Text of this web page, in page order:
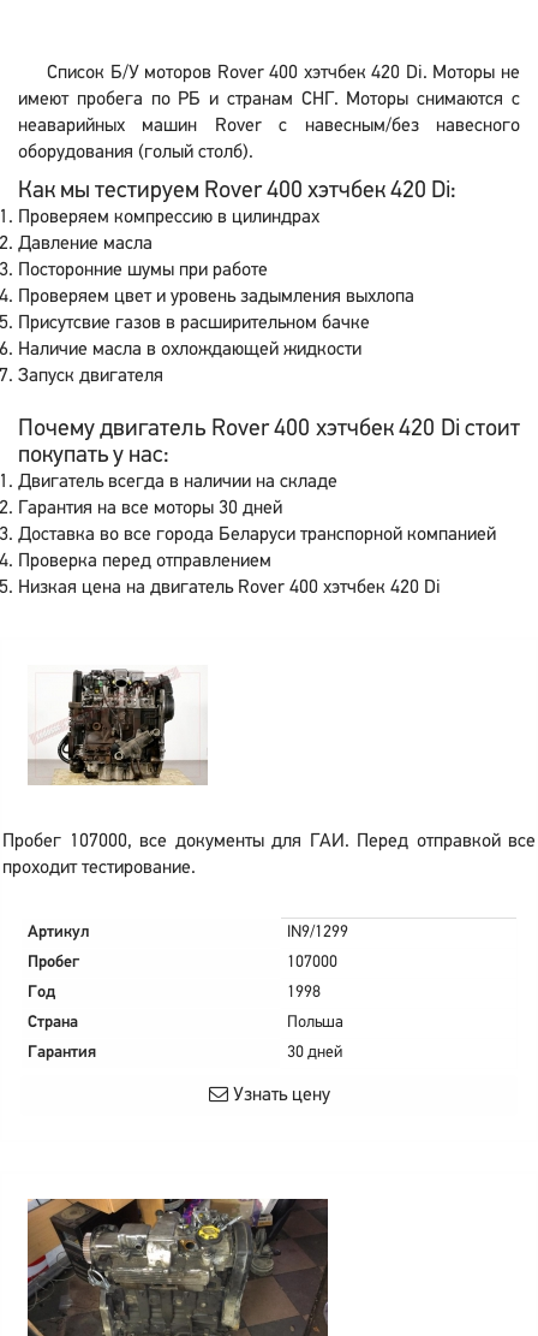
Список Б/У моторов Rover 400 хэтчбек 420 Di. Моторы не
имеют пробега по РБ и странам СНГ. Моторы снимаются с
неаварийных машин Rover с навесным/без навесного
оборудования (голый столб).
Как мы тестируем Rover 400 хэтчбек 420 Di:
Проверяем компрессию в цилиндрах
Давление масла
Посторонние шумы при работе
Проверяем цвет и уровень задымления выхлопа
Присутсвие газов в расширительном бачке
Наличие масла в охлождающей жидкости
Запуск двигателя
Почему двигатель Rover 400 хэтчбек 420 Di стоит
покупать у нас:
Двигатель всегда в наличии на складе
Гарантия на все моторы 30 дней
Доставка во все города Беларуси транспорной компанией
Проверка перед отправлением
Низкая цена на двигатель Rover 400 хэтчбек 420 Di
Пробег 107000, все документы для ГАИ. Перед отправкой все
проходит тестирование.
Артикул
IN9/1299
Пробег
107000
Год
1998
Страна
Польша
Гарантия
30 дней
Узнать цену